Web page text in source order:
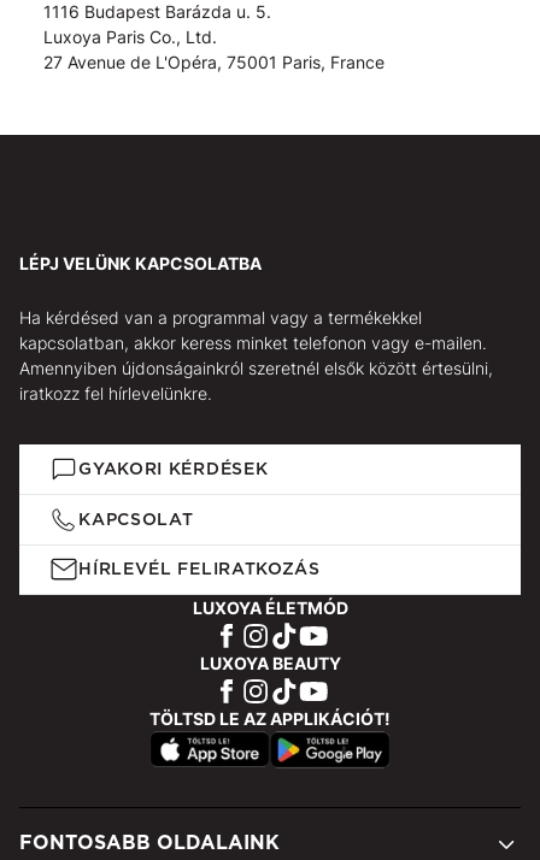
1116 Budapest Barázda u. 5.
Luxoya Paris Co., Ltd.
27 Avenue de L'Opéra, 75001 Paris, France
LÉPJ VELÜNK KAPCSOLATBA
Ha kérdésed van a programmal vagy a termékekkel
kapcsolatban, akkor keress minket telefonon vagy e-mailen.
Amennyiben újdonságainkról szeretnél elsők között értesülni,
iratkozz fel hírlevelünkre.
GYAKORI KÉRDÉSEK
KAPCSOLAT
HÍRLEVÉL FELIRATKOZÁS
LUXOYA ÉLETMÓD
LUXOYA BEAUTY
TÖLTSD LE AZ APPLIKÁCIÓT!
FONTOSABB OLDALAINK